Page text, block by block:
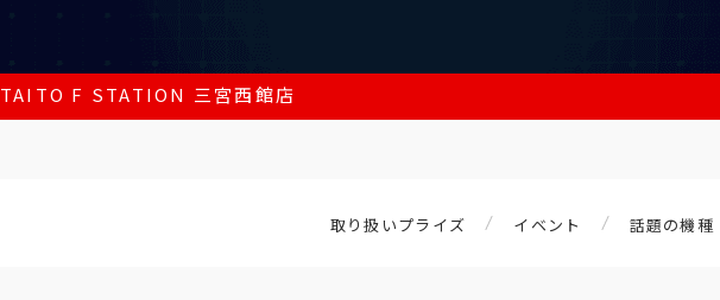
TAITO F STATION 三宮西館店
取り扱いプライズ イベント 話題の機種